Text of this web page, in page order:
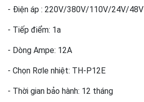
- Điện áp : 220V/380V/110V/24V/48V
- Tiếp điểm: 1a
- Dòng Ampe: 12A
- Chọn Rơle nhiệt: TH-P12E
- Thời gian bảo hành: 12 tháng